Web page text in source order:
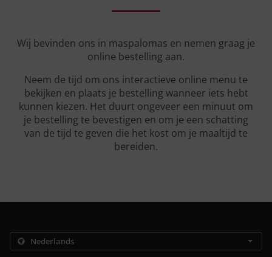
Wij bevinden ons in maspalomas en nemen graag je
online bestelling aan.
Neem de tijd om ons interactieve online menu te
bekijken en plaats je bestelling wanneer iets hebt
kunnen kiezen. Het duurt ongeveer een minuut om
je bestelling te bevestigen en om je een schatting
van de tijd te geven die het kost om je maaltijd te
bereiden.